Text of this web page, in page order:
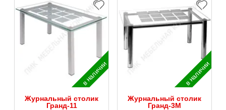
в наличии
Журнальный столик
Гранд-11
в наличии
Журнальный столик
Гранд-3М